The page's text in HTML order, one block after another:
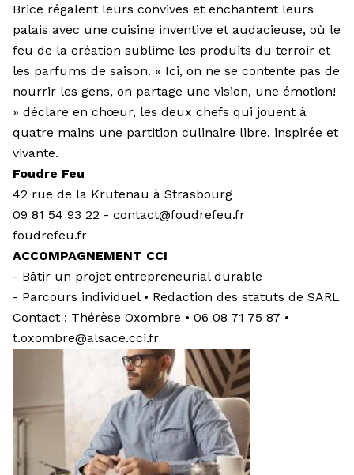
Brice régalent leurs convives et enchantent leurs
palais avec une cuisine inventive et audacieuse, où le
feu de la création sublime les produits du terroir et
les parfums de saison. « Ici, on ne se contente pas de
nourrir les gens, on partage une vision, une émotion!
» déclare en chœur, les deux chefs qui jouent à
quatre mains une partition culinaire libre, inspirée et
vivante.
Foudre Feu
42 rue de la Krutenau à Strasbourg
09 81 54 93 22 - contact@foudrefeu.fr
foudrefeu.fr
ACCOMPAGNEMENT CCI
- Bâtir un projet entrepreneurial durable
- Parcours individuel • Rédaction des statuts de SARL
Contact : Thérèse Oxombre • 06 08 71 75 87 •
t.oxombre@alsace.cci.fr